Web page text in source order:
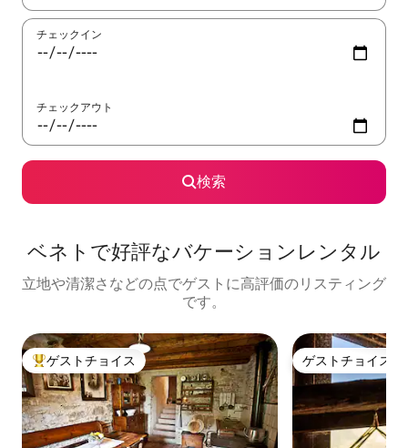
チェックイン
チェックアウト
検索
ベネトで好評なバケーションレンタル
立地や清潔さなどの点でゲストに高評価のリスティング
です。
大好評のゲストチョイスです。
ゲストチョイス ゲストチョイス
ゲストチョイス